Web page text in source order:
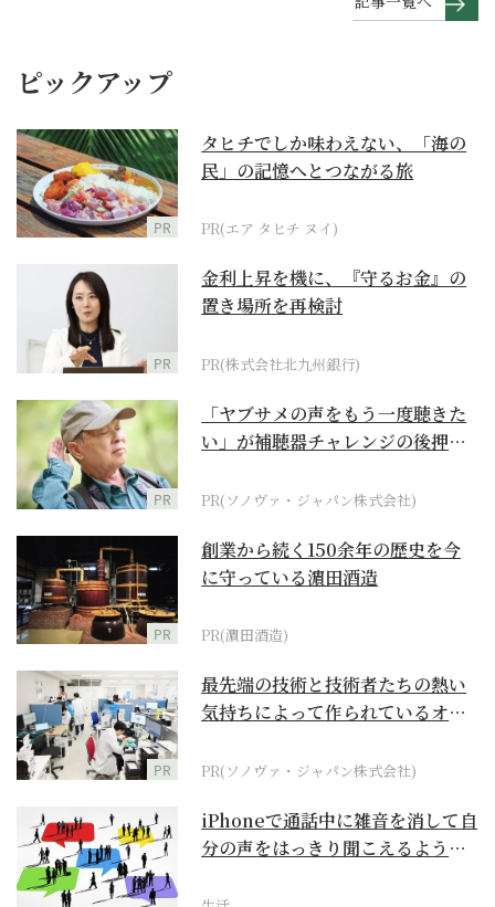
ピックアップ
PR
タヒチでしか味わえない、「海の
民」の記憶へとつながる旅
PR(エア タヒチ ヌイ)
PR
金利上昇を機に、『守るお金』の
置き場所を再検討
PR(株式会社北九州銀行)
PR
「ヤブサメの声をもう一度聴きた
い」が補聴器チャレンジの後押し
PR(ソノヴァ・ジャパン株式会社)
PR
創業から続く150余年の歴史を今
に守っている濵田酒造
PR(濵田酒造)
PR
最先端の技術と技術者たちの熱い
気持ちによって作られているオー
PR(ソノヴァ・ジャパン株式会社)
iPhoneで通話中に雑音を消して自
分の声をはっきり聞こえるように